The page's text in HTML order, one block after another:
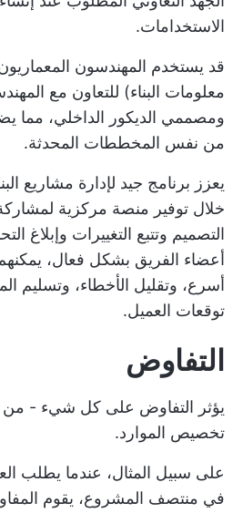
الاستخدامات.
معلومات البناء) للتعاون مع
ومصممي الديكور الداخلي، مما
من نفس المخططات المحدثة.
يعزز برنامج جيد لإدارة مشاريع
خلال توفير منصة مركزية
التصميم وتتبع التغييرات وإبلاغ
أعضاء الفريق بشكل فعال،
أسرع، وتقليل الأخطاء، وتسليم
توقعات العميل.
التفاوض
يؤثر التفاوض على كل شيء - من
تخصيص الموارد.
على سبيل المثال، عندما يطلب
في منتصف المشروع، يقوم المفاوض